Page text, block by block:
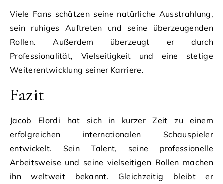
Viele Fans schätzen seine natürliche Ausstrahlung,
sein ruhiges Auftreten und seine überzeugenden
Rollen. Außerdem überzeugt er durch
Professionalität, Vielseitigkeit und eine stetige
Weiterentwicklung seiner Karriere.
Fazit
Jacob Elordi hat sich in kurzer Zeit zu einem
erfolgreichen internationalen Schauspieler
entwickelt. Sein Talent, seine professionelle
Arbeitsweise und seine vielseitigen Rollen machen
ihn weltweit bekannt. Gleichzeitig bleibt er